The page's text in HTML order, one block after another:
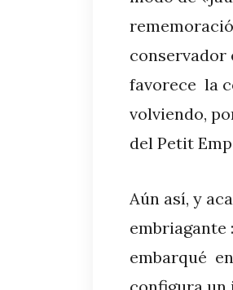
conservador
favorece la
volviendo,
del Petit
Aún así, y
embriagante
embarqué